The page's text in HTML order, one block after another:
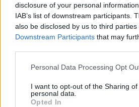
disclosure of your personal
IAB’s list of downstream participants.
also be disclosed by us to third parties
Downstream Participants that may
Please note that this website/app
not limited to your visit or usage
grant or deny consent to Google and
Personal Data Processing Opt
I want to opt-out of the Sharing of
personal data.
Opted In
Continua a leggere